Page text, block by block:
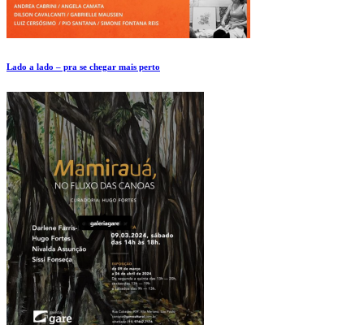
Lado a lado – pra se chegar mais perto